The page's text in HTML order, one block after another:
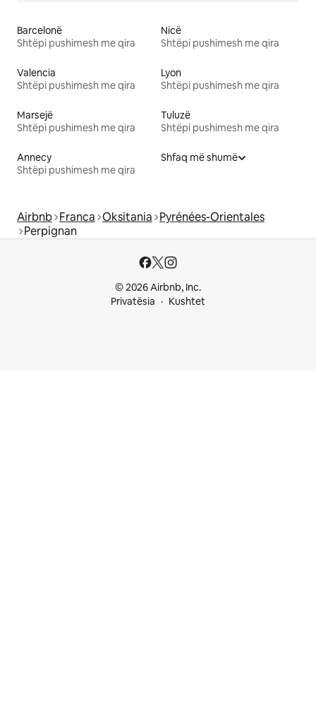
Barcelonë
Shtëpi pushimesh me qira
Nicë
Shtëpi pushimesh me qira
Valencia
Shtëpi pushimesh me qira
Lyon
Shtëpi pushimesh me qira
Marsejë
Shtëpi pushimesh me qira
Tuluzë
Shtëpi pushimesh me qira
Annecy
Shtëpi pushimesh me qira
Shfaq më shumë
Airbnb Franca Oksitania Pyrénées-Orientales
Perpignan
© 2026 Airbnb, Inc.
Privatësia
Kushtet